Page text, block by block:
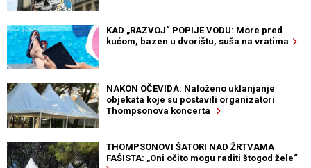
KAD „RAZVOJ“ POPIJE VODU: More pred
kućom, bazen u dvorištu, suša na vratima
NAKON OČEVIDA: Naloženo uklanjanje
objekata koje su postavili organizatori
Thompsonova koncerta
THOMPSONOVI ŠATORI NAD ŽRTVAMA
FAŠISTA: „Oni očito mogu raditi štogod žele“